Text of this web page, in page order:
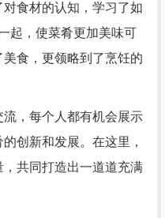
食材的认知，学习了如
起，使菜肴更加美味可
食，更领略到了烹饪的
，每个人都有机会展示
创新和发展。在这里，
共同打造出一道道充满